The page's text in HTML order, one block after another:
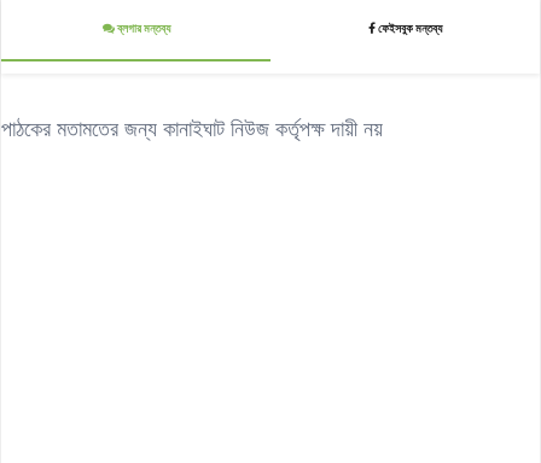
ব্লগার মন্তব্য ফেইসবুক মন্তব্য
পাঠকের মতামতের জন্য কানাইঘাট নিউজ কর্তৃপক্ষ দায়ী নয়